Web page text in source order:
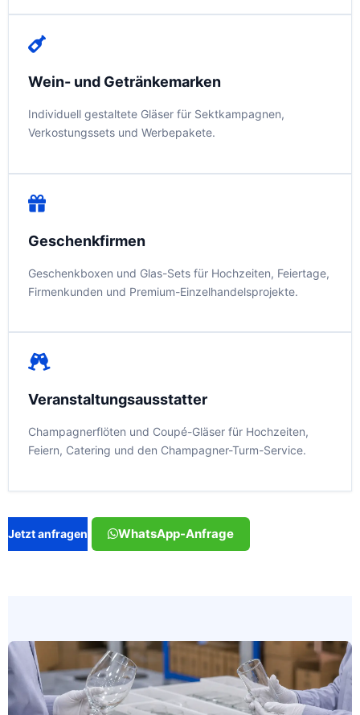
Wein- und Getränkemarken
Individuell gestaltete Gläser für Sektkampagnen,
Verkostungssets und Werbepakete.
Geschenkfirmen
Geschenkboxen und Glas-Sets für Hochzeiten, Feiertage,
Firmenkunden und Premium-Einzelhandelsprojekte.
Veranstaltungsausstatter
Champagnerflöten und Coupé-Gläser für Hochzeiten,
Feiern, Catering und den Champagner-Turm-Service.
Jetzt anfragen WhatsApp-Anfrage